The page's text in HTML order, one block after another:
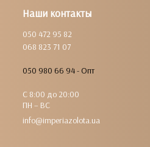
Наши контакты
050 472 95 82
068 823 71 07
050 980 66 94 - Опт
С 8:00 до 20:00
ПН – ВС
info@imperiazolota.ua